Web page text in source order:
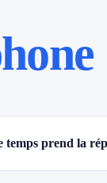
temps prend la